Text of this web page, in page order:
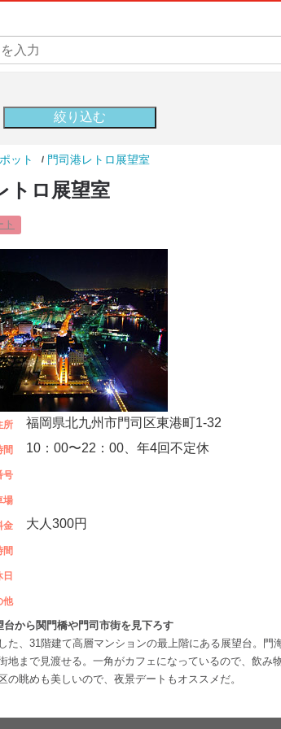
ット 門司港レトロ展望室
トロ展望室
ト
所 福岡県北九州市門司区東港町1-32
間 10：00〜22：00、年4回不定休
号
場
金 大人300円
間
日
他
台から関門橋や門司市街を見下ろす
た、31階建て高層マンションの最上階にある展望台。門
地まで見渡せる。一角がカフェになっているので、飲み
の眺めも美しいので、夜景デートもオススメだ。